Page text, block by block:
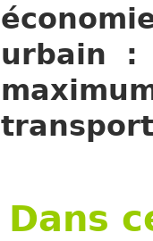
urbain :
Dans